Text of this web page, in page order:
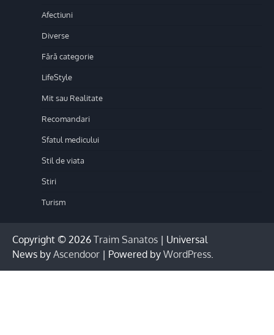
Afectiuni
Diverse
Fără categorie
LifeStyle
Mit sau Realitate
Recomandari
Sfatul medicului
Stil de viata
Stiri
Turism
Copyright © 2026 Traim Sanatos | Universal
News by Ascendoor | Powered by WordPress.